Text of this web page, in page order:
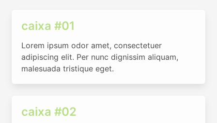
caixa #01
Lorem ipsum odor amet, consectetuer
adipiscing elit. Per nunc dignissim aliquam,
malesuada tristique eget.
caixa #02